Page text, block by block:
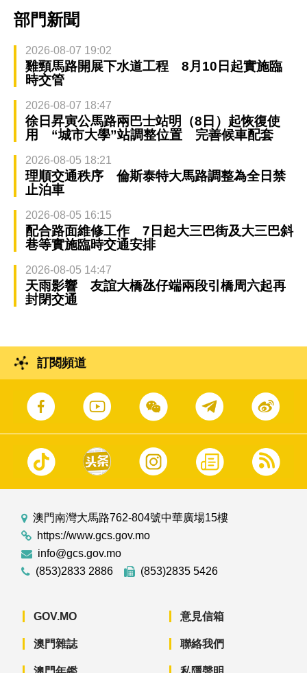
部門新聞
2026-08-07 19:02
雞頸馬路開展下水道工程 8月10日起實施臨
時交管
2026-08-07 18:47
徐日昇寅公馬路兩巴士站明（8日）起恢復使
用 “城市大學”站調整位置 完善候車配套
2026-08-05 18:21
理順交通秩序 倫斯泰特大馬路調整為全日禁
止泊車
2026-08-05 16:15
配合路面維修工作 7日起大三巴街及大三巴斜
巷等實施臨時交通安排
2026-08-05 14:47
天雨影響 友誼大橋氹仔端兩段引橋周六起再
封閉交通
訂閱頻道
澳門南灣大馬路762-804號中華廣場15樓
https://www.gcs.gov.mo
info@gcs.gov.mo
(853)2833 2886
(853)2835 5426
GOV.MO
澳門雜誌
意見信箱
聯絡我們